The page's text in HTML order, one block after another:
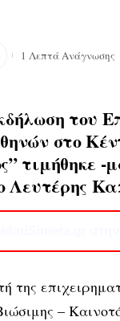
1 Λεπτά Ανάγνωσης
του
στο
τιμήθηκε -
Λευτέρης
της
–